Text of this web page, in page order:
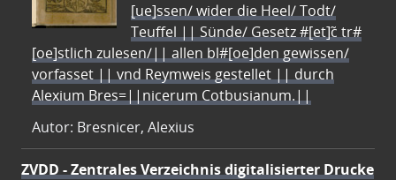
[ue]ssen/ wider die Heel/ Todt/
Teuffel || Sünde/ Gesetz #[et]c̃ tr#
[oe]stlich zulesen/|| allen bl#[oe]den gewissen/
vorfasset || vnd Reymweis gestellet || durch
Alexium Bres=||nicerum Cotbusianum.||
Autor: Bresnicer, Alexius
ZVDD - Zentrales Verzeichnis digitalisierter Drucke